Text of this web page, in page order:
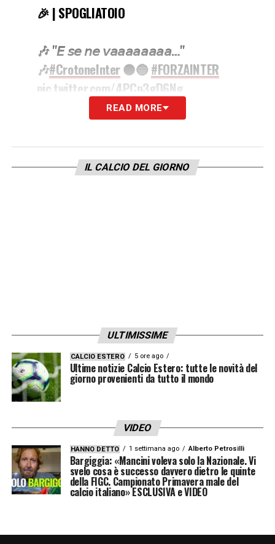
🎉 | SPOGLIATOIO
🎶 "𝘌 𝘴𝘦 𝘯𝘦 𝘷𝘢𝘢𝘢𝘢𝘢𝘢𝘢𝘢…"
🎶#CrotoneInter⚫️🔵#FORZAINTER
pic.twitter.com/4PCp3gD6Ng
— Inter (@Inter)May 1, 2021
LA PLAYLIST DELLE NOSTRE TOP NEWS
READ MORE
IL CALCIO DEL GIORNO
ULTIMISSIME
CALCIO ESTERO 5 ore ago
Ultime notizie Calcio Estero: tutte le novità del
giorno provenienti da tutto il mondo
VIDEO
HANNO DETTO 1 settimana ago Alberto Petrosilli
Bargiggia: «Mancini voleva solo la Nazionale. Vi
svelo cosa è successo davvero dietro le quinte
della FIGC. Campionato Primavera male del
calcio italiano» ESCLUSIVA e VIDEO